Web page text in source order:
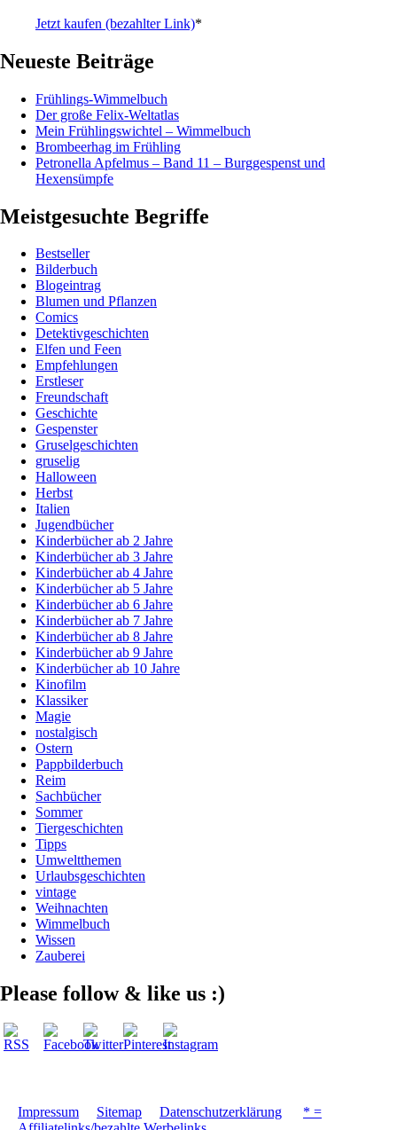
Jetzt kaufen (bezahlter Link)*
Neueste Beiträge
Frühlings-Wimmelbuch
Der große Felix-Weltatlas
Mein Frühlingswichtel – Wimmelbuch
Brombeerhag im Frühling
Petronella Apfelmus – Band 11 – Burggespenst und
Hexensümpfe
Meistgesuchte Begriffe
Bestseller
Bilderbuch
Blogeintrag
Blumen und Pflanzen
Comics
Detektivgeschichten
Elfen und Feen
Empfehlungen
Erstleser
Freundschaft
Geschichte
Gespenster
Gruselgeschichten
gruselig
Halloween
Herbst
Italien
Jugendbücher
Kinderbücher ab 2 Jahre
Kinderbücher ab 3 Jahre
Kinderbücher ab 4 Jahre
Kinderbücher ab 5 Jahre
Kinderbücher ab 6 Jahre
Kinderbücher ab 7 Jahre
Kinderbücher ab 8 Jahre
Kinderbücher ab 9 Jahre
Kinderbücher ab 10 Jahre
Kinofilm
Klassiker
Magie
nostalgisch
Ostern
Pappbilderbuch
Reim
Sachbücher
Sommer
Tiergeschichten
Tipps
Umweltthemen
Urlaubsgeschichten
vintage
Weihnachten
Wimmelbuch
Wissen
Zauberei
Please follow & like us :)
Impressum Sitemap Datenschutzerklärung
* =